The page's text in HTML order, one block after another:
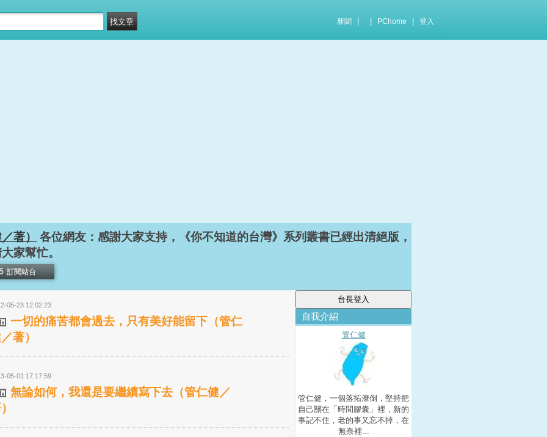
新聞 PChome 登入
著）
各位網友：感謝大家支持，《你不知道的台灣》系列叢書已經出清絕版，
家幫忙。
訂閱站台
05-23 12:02:23
一切的痛苦都會過去，只有美好能留下（管仁
著）
05-01 17:17:59
無論如何，我還是要繼續寫下去（管仁健／
自我介紹
管仁健
管仁健，一個落拓潦倒，堅持把
自己關在「時間膠囊」裡，新的
事記不住，老的事又忘不掉，在
無奈裡...